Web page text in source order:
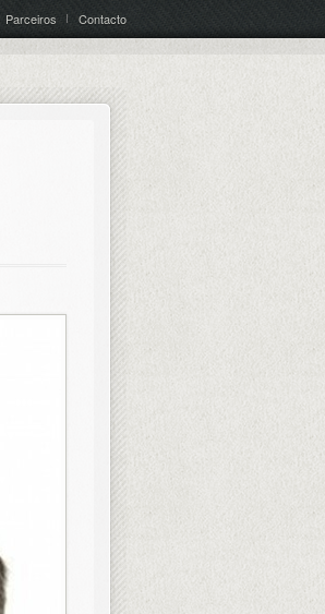
Parceiros Contacto